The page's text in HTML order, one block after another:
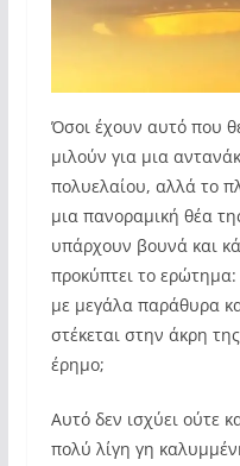
Όσοι έχουν αυτό που
μιλούν για μια
πολυελαίου, αλλά το
μια πανοραμική θέα
υπάρχουν βουνά και
προκύπτει το ερώτημα:
με μεγάλα παράθυρα
στέκεται στην άκρη
έρημο;
Αυτό δεν ισχύει ούτε
πολύ λίγη γη